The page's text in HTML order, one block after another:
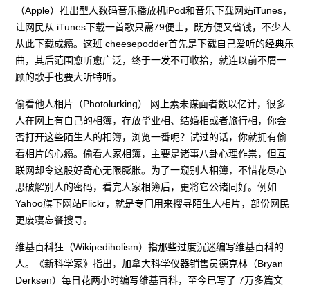
（Apple）推出型人数码音乐播放机iPod和音乐下载网站iTunes，
让网民从 iTunes下载一首歌只需79便士，既方便又省钱，不少人
从此下载成瘾。这班 cheesepodder首先是下载自己爱听的经典乐
曲，其后范围愈听愈广泛，终于一发不可收拾，就连以前不屑一
顾的歌手也要大听特听。
偷看他人相片（Photolurking） 网上素未谋面者数以亿计，很多
人在网上有自己的相簿，存放毕业相、结婚相或者旅行相，你会
否打开这些陌生人的相簿，浏览一番呢？试过的话，你就拥有偷
看相片的心瘾。偷看人家相簿，主要是诸事八卦心理作祟，但互
联网却令这股好奇心无限膨胀。为了一窥别人相簿，不惜花尽心
思破解别人的密码，看完人家相簿后，更将它公诸同好。例如
Yahoo旗下网站Flickr，就是专门用来搜寻陌生人相片，部份网民
更废寝忘餐搜寻。
维基百科狂（Wikipediholism）指那些过度沉迷编写维基百科的
人。《新科学家》指出，加拿大科学仪器销售员德克林（Bryan
Derksen）每日花两小时编写维基百科，至今已写了 7万多篇文